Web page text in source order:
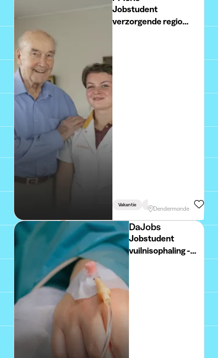
Jobstudent
verzorgende regio
Vakantie Studiegerelateerd
Dendermonde
DaJobs
Jobstudent
vuilnisophaling -